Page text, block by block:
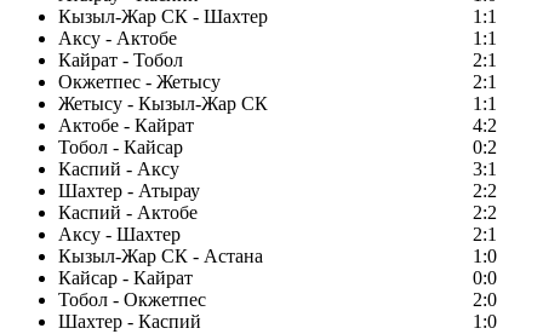
Кызыл-Жар СК - Шахтер
1:1
Аксу - Актобе
1:1
Кайрат - Тобол
2:1
Окжетпес - Жетысу
2:1
Жетысу - Кызыл-Жар СК
1:1
Актобе - Кайрат
4:2
Тобол - Кайсар
0:2
Каспий - Аксу
3:1
Шахтер - Атырау
2:2
Каспий - Актобе
2:2
Аксу - Шахтер
2:1
Кызыл-Жар СК - Астана
1:0
Кайсар - Кайрат
0:0
Тобол - Окжетпес
2:0
Шахтер - Каспий
1:0